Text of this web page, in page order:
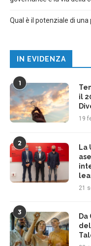
Qual è il potenziale di
IN EVIDENZA
1
il
19
2
La
21
3